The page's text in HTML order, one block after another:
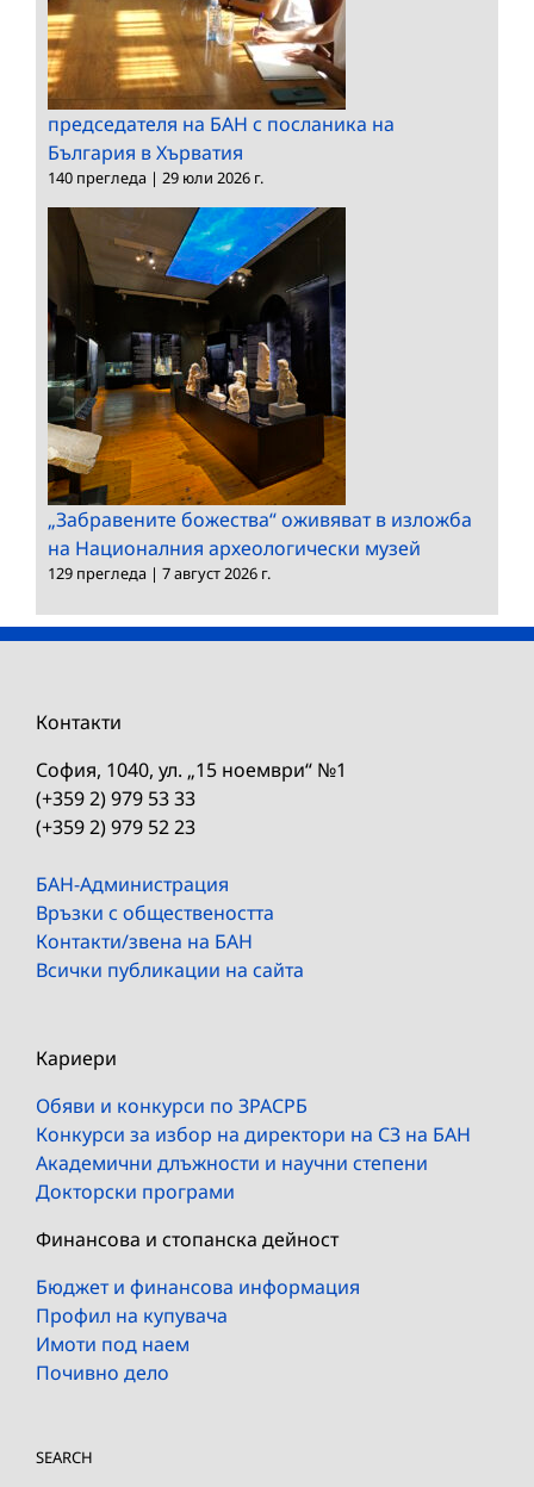
председателя на БАН с посланика на
България в Хърватия
140 прегледа | 29 юли 2026 г.
„Забравените божества“ оживяват в изложба
на Националния археологически музей
129 прегледа | 7 август 2026 г.
Контакти
София, 1040, ул. „15 ноември“ №1
(+359 2) 979 53 33
(+359 2) 979 52 23
БАН-Администрация
Връзки с обществеността
Контакти/звена на БАН
Всички публикации на сайта
Кариери
Обяви и конкурси по ЗРАСРБ
Конкурси за избор на директори на СЗ на БАН
Академични длъжности и научни степени
Докторски програми
Финансова и стопанска дейност
Бюджет и финансова информация
Профил на купувача
Имоти под наем
Почивно дело
SEARCH